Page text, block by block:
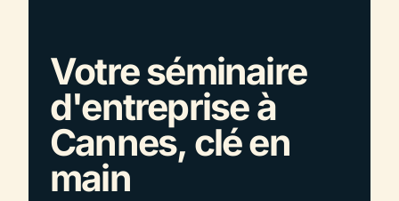
Votre séminaire
d'entreprise à
Cannes, clé en
main